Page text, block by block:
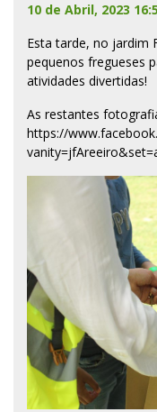
10 de Abril, 2023
Esta tarde, no jardim
pequenos fregueses
atividades divertidas!
As restantes
https://